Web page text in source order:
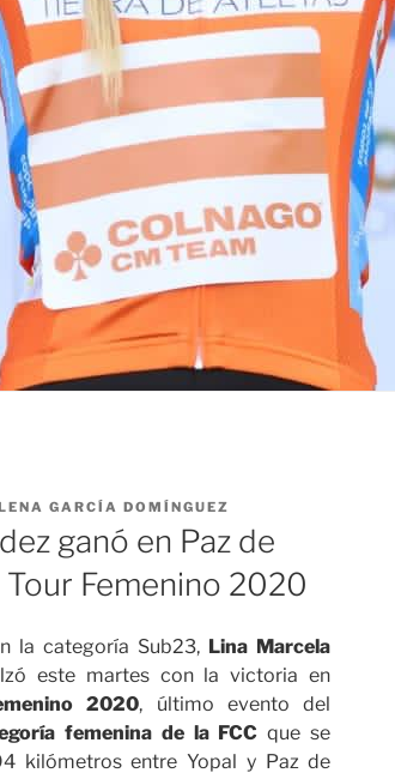
GARCÍA DOMÍNGUEZ
ganó en Paz de
Femenino 2020
la categoría Sub23, Lina Marcela
este martes con la victoria en
2020, último evento del
femenina de la FCC que se
kilómetros entre Yopal y Paz de